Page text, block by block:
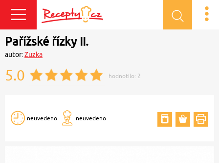
Přihlásit se
Pařížské řízky II.
autor:Zuzka
5.0 hodnotilo: 2
neuvedeno neuvedeno